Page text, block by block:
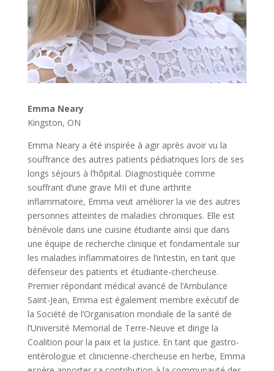
Emma Neary
Kingston, ON
Emma Neary a été inspirée à agir après avoir vu la
souffrance des autres patients pédiatriques lors de ses
longs séjours à l’hôpital. Diagnostiquée comme
souffrant d’une grave MII et d’une arthrite
inflammatoire, Emma veut améliorer la vie des autres
personnes atteintes de maladies chroniques. Elle est
bénévole dans une cuisine étudiante ainsi que dans
une équipe de recherche clinique et fondamentale sur
les maladies inflammatoires de l’intestin, en tant que
défenseur des patients et étudiante-chercheuse.
Premier répondant médical avancé de l’Ambulance
Saint-Jean, Emma est également membre exécutif de
la Société de l’Organisation mondiale de la santé de
l’Université Memorial de Terre-Neuve et dirige la
Coalition pour la paix et la justice. En tant que gastro-
entérologue et clinicienne-chercheuse en herbe, Emma